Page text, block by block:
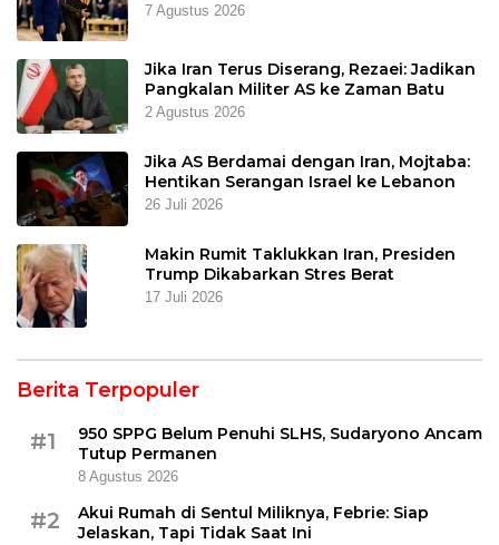
7 Agustus 2026
Jika Iran Terus Diserang, Rezaei: Jadikan
Pangkalan Militer AS ke Zaman Batu
2 Agustus 2026
Jika AS Berdamai dengan Iran, Mojtaba:
Hentikan Serangan Israel ke Lebanon
26 Juli 2026
Makin Rumit Taklukkan Iran, Presiden
Trump Dikabarkan Stres Berat
17 Juli 2026
Berita Terpopuler
#1
950 SPPG Belum Penuhi SLHS, Sudaryono Ancam
Tutup Permanen
8 Agustus 2026
#2
Akui Rumah di Sentul Miliknya, Febrie: Siap
Jelaskan, Tapi Tidak Saat Ini